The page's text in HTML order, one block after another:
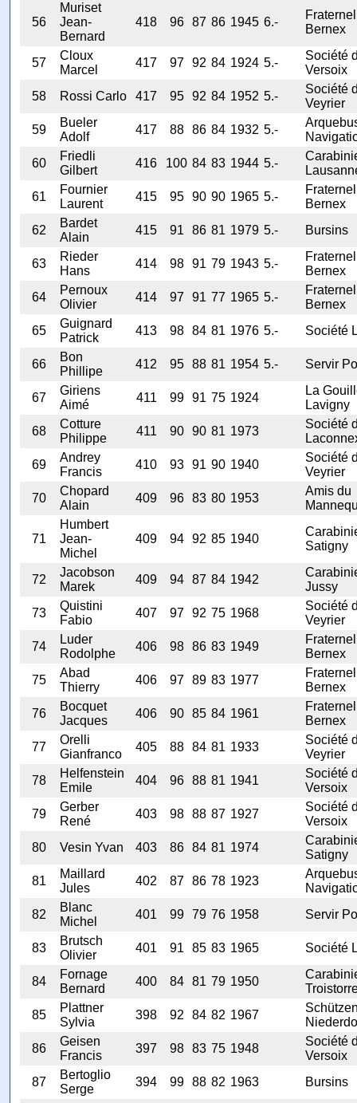
56
Muriset
Jean-
Bernard
418 96 87 86 1945 6.-
Bernex
57
Cloux
Marcel
417 97 92 84 1924 5.-
Société
Versoix
58
Rossi Carlo 417 95 92 84 1952 5.-
Société
Veyrier
59
Bueler
Adolf
417 88 86 84 1932 5.-
60
Friedli
Gilbert
416 100 84 83 1944 5.-
61
Fournier
Laurent
415 95 90 90 1965 5.-
Bernex
62
Bardet
Alain
415 91 86 81 1979 5.- Bursins
63
Rieder
Hans
414 98 91 79 1943 5.-
Bernex
64
Pernoux
Olivier
414 97 91 77 1965 5.-
Bernex
65
Guignard
Patrick
413 98 84 81 1976 5.- Société
66
Bon
Phillipe
412 95 88 81 1954 5.- Servir
67
Giriens
Aimé
411 99 91 75 1924
La
Lavigny
68
Cotture
Philippe
411 90 90 81 1973
Société
69
Andrey
Francis
410 93 91 90 1940
Société
Veyrier
70
Chopard
Alain
409 96 83 80 1953
Amis du
71
Humbert
Jean-
Michel
409 94 92 85 1940
Satigny
72
Jacobson
Marek
409 94 87 84 1942
Jussy
73
Quistini
Fabio
407 97 92 75 1968
Société
Veyrier
74
Luder
Rodolphe
406 98 86 83 1949
Bernex
75
Abad
Thierry
406 97 89 83 1977
Bernex
76
Bocquet
Jacques
406 90 85 84 1961
Bernex
77
Orelli
Gianfranco
405 88 84 81 1933
Société
Veyrier
78
Helfenstein
Emile
404 96 88 81 1941
Société
Versoix
79
Gerber
René
403 98 88 87 1927
Société
Versoix
80
Vesin Yvan 403 86 84 81 1974
Satigny
81
Maillard
Jules
402 87 86 78 1923
82
Blanc
Michel
401 99 79 76 1958 Servir
83
Brutsch
Olivier
401 91 85 83 1965 Société
84
Fornage
Bernard
400 84 81 79 1950
85
Plattner
Sylvia
398 92 84 82 1967
86
Geisen
Francis
397 98 83 75 1948
Société
Versoix
87
Bertoglio
Serge
394 99 88 82 1963
Bursins